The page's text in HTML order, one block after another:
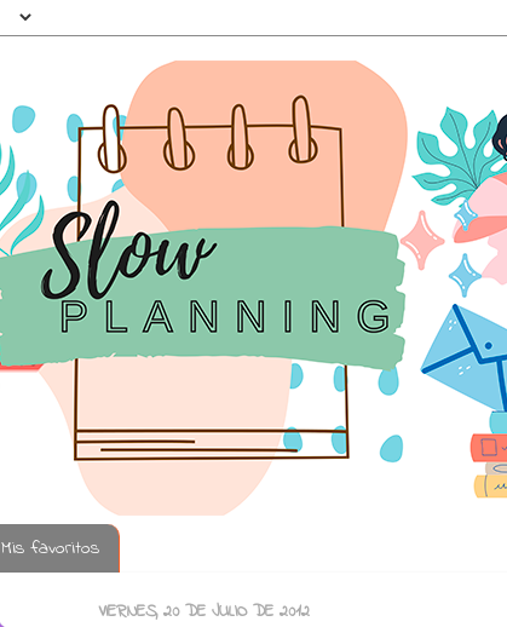
Mis favoritos
VIERNES, 20 DE JULIO DE 2012